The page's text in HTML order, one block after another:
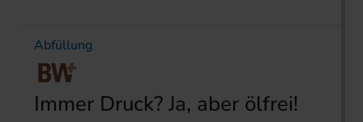
Abfüllung
Immer Druck? Ja, aber ölfrei!